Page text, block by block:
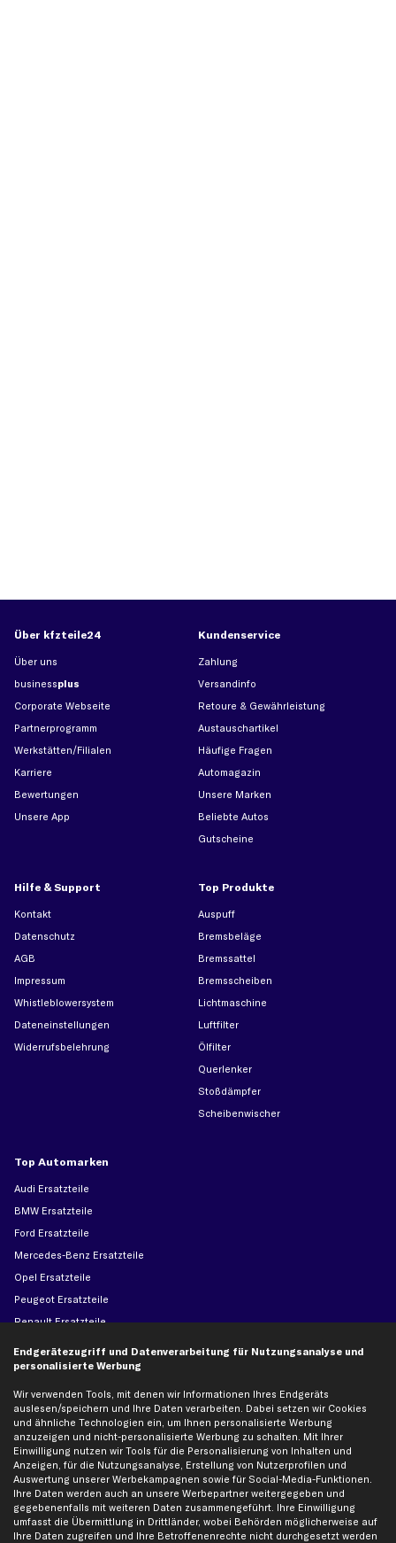
Über kfzteile24
Über uns
businessplus
Corporate Webseite
Partnerprogramm
Werkstätten/Filialen
Karriere
Bewertungen
Unsere App
Kundenservice
Zahlung
Versandinfo
Retoure & Gewährleistung
Austauschartikel
Häufige Fragen
Automagazin
Unsere Marken
Beliebte Autos
Gutscheine
Hilfe & Support
Kontakt
Datenschutz
AGB
Impressum
Whistleblowersystem
Dateneinstellungen
Widerrufsbelehrung
Top Produkte
Auspuff
Bremsbeläge
Bremssattel
Bremsscheiben
Lichtmaschine
Luftfilter
Ölfilter
Querlenker
Stoßdämpfer
Scheibenwischer
Top Automarken
Audi Ersatzteile
BMW Ersatzteile
Ford Ersatzteile
Mercedes-Benz Ersatzteile
Opel Ersatzteile
Peugeot Ersatzteile
Renault Ersatzteile
Skoda Ersatzteile
VW Ersatzteile
Social Media
Jetzt APP Downloaden
Endgerätezugriff und Datenverarbeitung für Nutzungsanalyse und
personalisierte Werbung
Wir verwenden Tools, mit denen wir Informationen Ihres Endgeräts
auslesen/speichern und Ihre Daten verarbeiten. Dabei setzen wir Cookies
und ähnliche Technologien ein, um Ihnen personalisierte Werbung
anzuzeigen und nicht-personalisierte Werbung zu schalten. Mit Ihrer
Einwilligung nutzen wir Tools für die Personalisierung von Inhalten und
Anzeigen, für die Nutzungsanalyse, Erstellung von Nutzerprofilen und
Auswertung unserer Werbekampagnen sowie für Social-Media-Funktionen.
Ihre Daten werden auch an unsere Werbepartner weitergegeben und
gegebenenfalls mit weiteren Daten zusammengeführt. Ihre Einwilligung
umfasst die Übermittlung in Drittländer, wobei Behörden möglicherweise auf
Ihre Daten zugreifen und Ihre Betroffenenrechte nicht durchgesetzt werden